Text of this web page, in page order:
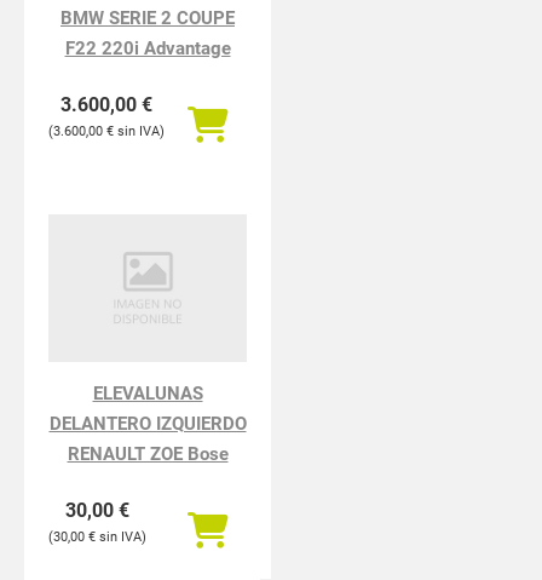
BMW SERIE 2 COUPE
F22 220i Advantage
3.600,00 €
3.600,00 €
ELEVALUNAS
DELANTERO IZQUIERDO
RENAULT ZOE Bose
30,00 €
30,00 €